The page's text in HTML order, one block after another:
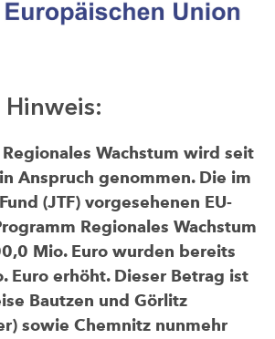
Wachstum wird seit
Anspruch genommen. Die im
(JTF) vorgesehenen EU-
Regionales Wachstum
Mio. Euro wurden bereits
Euro erhöht. Dieser Betrag ist
Bautzen und Görlitz
sowie Chemnitz nunmehr